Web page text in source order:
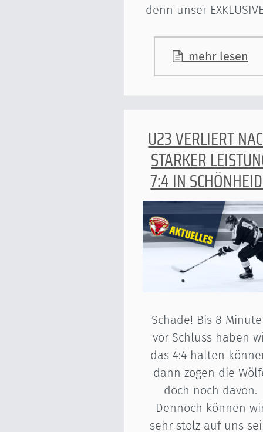
denn unser
mehr lesen
U23 VERLIERT
STARKER
7:4 IN
Schade! Bis 8
vor Schluss haben
das 4:4 halten
dann zogen die
doch noch davon.
Dennoch können
sehr stolz auf uns